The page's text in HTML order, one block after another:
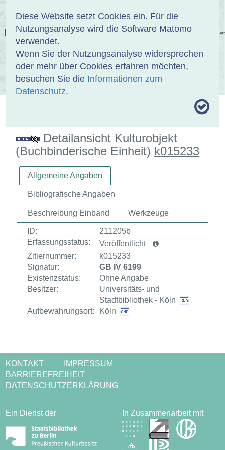
Diese Website setzt Cookies ein. Für die
Nutzungsanalyse wird die Software Matomo
verwendet.
Wenn Sie der Nutzungsanalyse widersprechen
oder mehr über Cookies erfahren möchten,
besuchen Sie die Informationen zum
Datenschutz.
EINBANDDATENBANK
ÜBER UNS SAMMLUNGEN SUCHE
Detailansicht Kulturobjekt
(Buchbinderische Einheit) k015233
Allgemeine Angaben
Bibliografische Angaben
Beschreibung Einband Werkzeuge
ID:
211205b
Erfassungsstatus:
Veröffentlicht
Zitiernummer:
k015233
Signatur:
GB IV 6199
Existenzstatus:
Ohne Angabe
Besitzer:
Universitäts- und
Stadtbibliothek - Köln
Aufbewahrungsort:
Köln
KONTAKT
IMPRESSUM
BARRIEREFREIHEIT
DATENSCHUTZERKLÄRUNG
Ein Dienst der In Zusammenarbeit mit